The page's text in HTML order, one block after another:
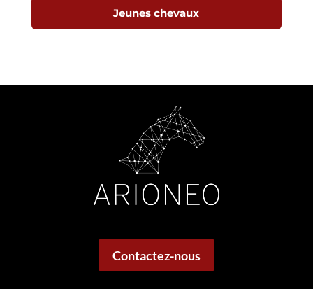
Jeunes chevaux
Contactez-nous